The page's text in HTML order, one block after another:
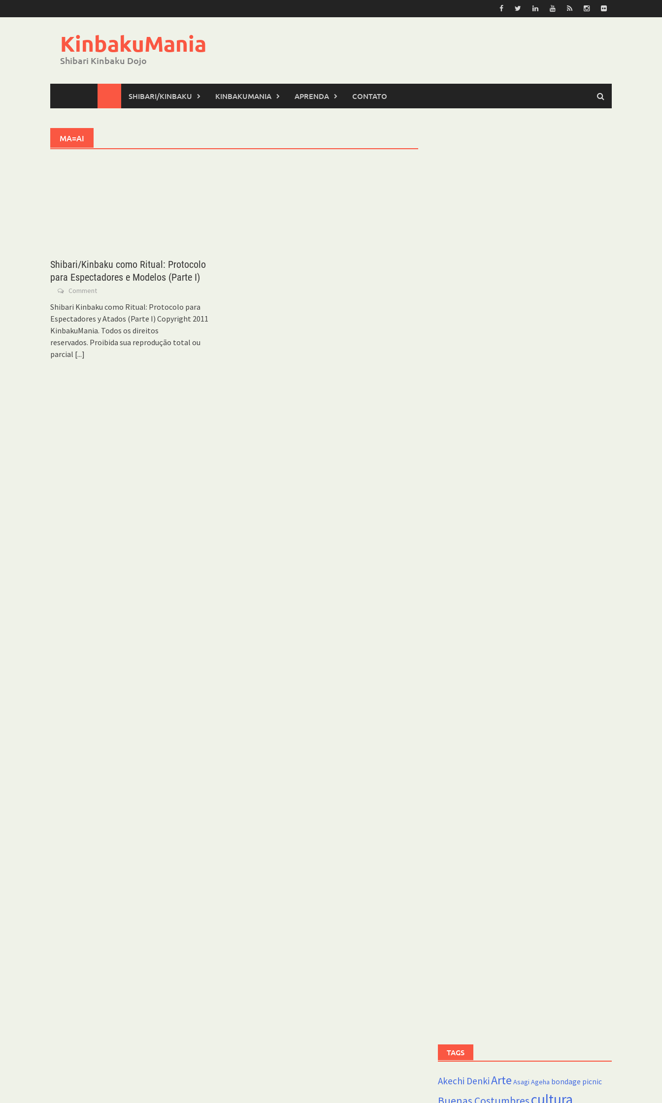
to
KinbakuMania
Shibari Kinbaku Dojo
SHIBARI/KINBAKU KINBAKUMANIA APRENDA CONTATO
MA=AI
Shibari/Kinbaku como Ritual: Protocolo
para Espectadores e Modelos (Parte I)
Comment
Shibari Kinbaku como Ritual: Protocolo para
Espectadores y Atados (Parte I) Copyright 2011
KinbakuMania. Todos os direitos
reservados. Proibida sua reprodução total ou
parcial [...]
TAGS
Akechi DenkiArte Asagi Ageha bondage picnic
cultura